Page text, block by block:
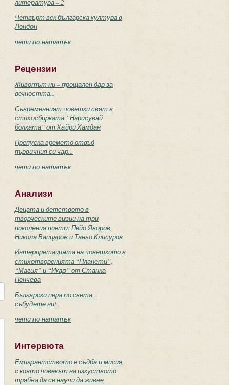
литература – 2
Четвърт век българска култура в
Лондон
чети по-нататък
Рецензии
Животът ни – прощален дар за
вечността...
Съвременният човешки свят в
стихосбирката “Нарисувай
болката” от Хайри Хамдан
Препуска времето отвъд
първичния си чар...
чети по-нататък
Анализи
Децата и детството в
творческите визии на три
поколения поети: Пейо Яворов,
Никола Вапцаров и Таньо Клисуров
Интерпретацията на човешкото в
стихотворенията “Планети”,
“Магия” и “Икар” от Станка
Пенчева
Български пера по света –
събудете ни!..
чети по-нататък
Интервюта
Емигрантството е съдба и мисия,
с която човекът на изкуството
трябва да се научи да живее